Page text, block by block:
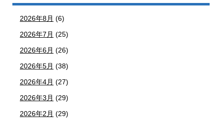
2026年8月 (6)
2026年7月 (25)
2026年6月 (26)
2026年5月 (38)
2026年4月 (27)
2026年3月 (29)
2026年2月 (29)